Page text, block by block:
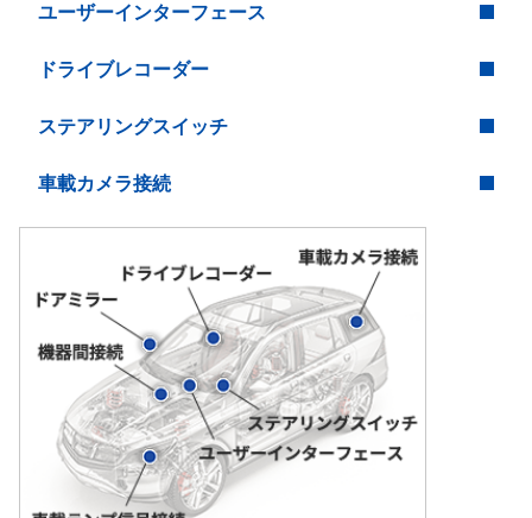
ユーザーインターフェース
ドライブレコーダー
ステアリングスイッチ
車載カメラ接続